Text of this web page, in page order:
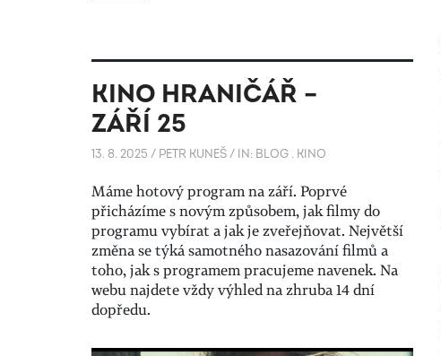
KINO HRANIČÁŘ –
ZÁŘÍ 25
13. 8. 2025 / PETR KUNEŠ/ IN: BLOG . KINO
Máme hotový program na září. Poprvé
přicházíme s novým způsobem, jak filmy do
programu vybírat a jak je zveřejňovat. Největší
změna se týká samotného nasazování filmů a
toho, jak s programem pracujeme navenek. Na
webu najdete vždy výhled na zhruba 14 dní
dopředu.